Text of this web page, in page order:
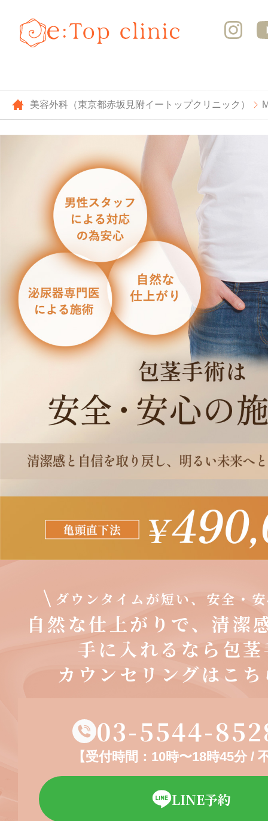
美容外科（東京都赤坂見附イートップクリニック）
ダウンタイムが短い、安全・
自然な仕上がりで、清潔
手に入れるなら包
カウンセリングはこ
03-5544-
【受付時間：10時〜18時45分 /
LINE予約